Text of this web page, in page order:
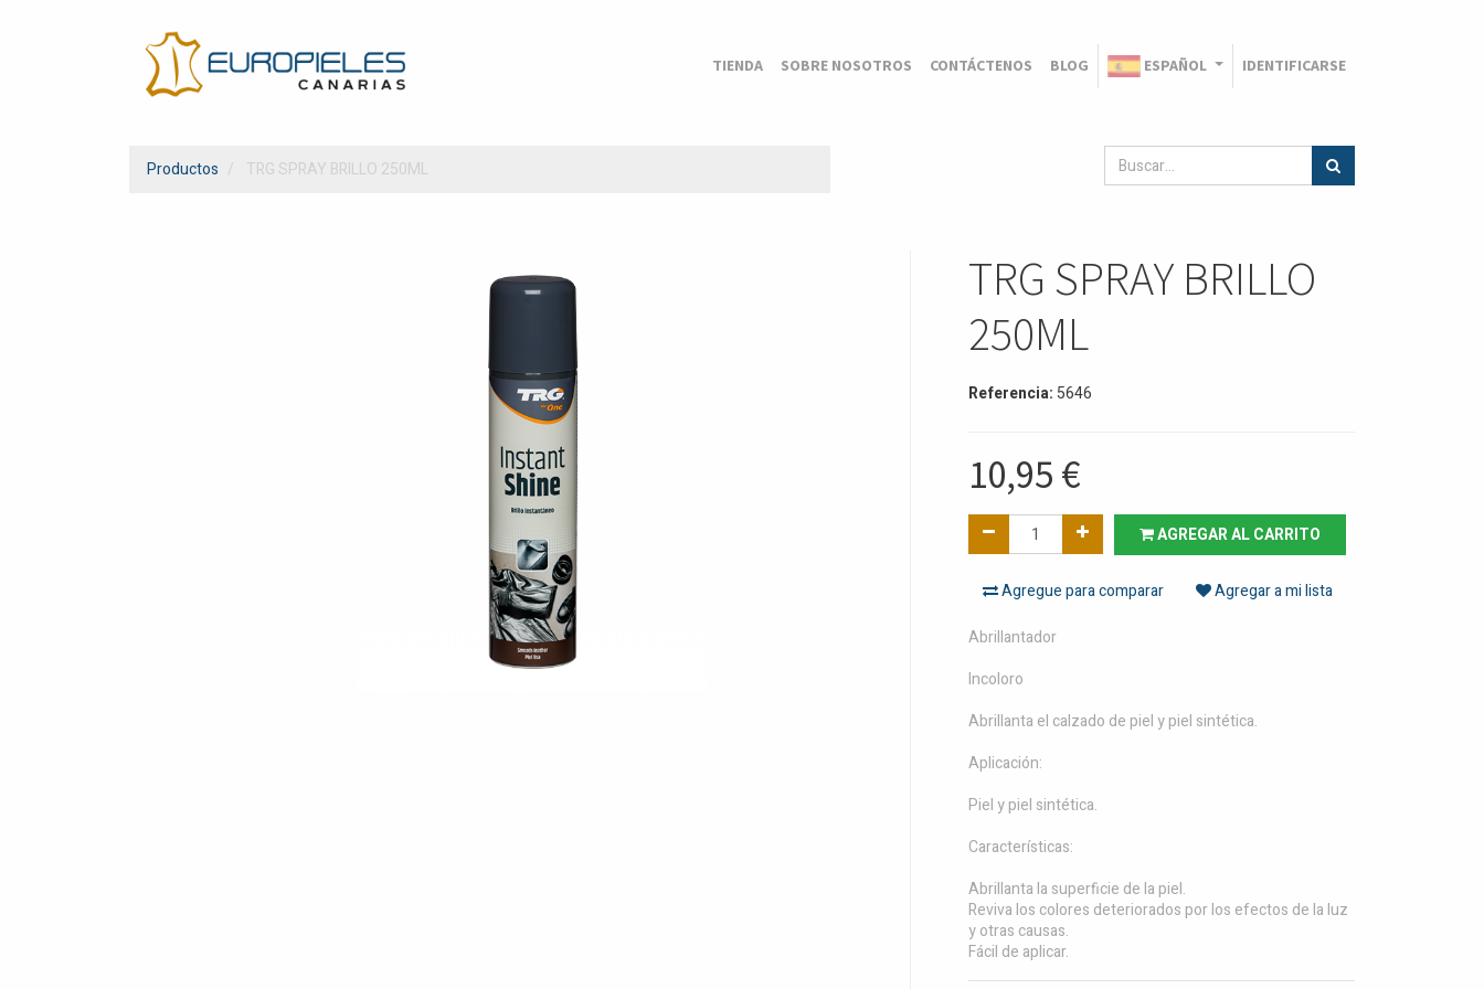
TIENDA SOBRE NOSOTROS CONTÁCTENOS BLOG ESPAÑOL IDENTIFICARSE
Productos TRG SPRAY BRILLO 250ML
TRG SPRAY BRILLO
250ML
Referencia: 5646
10,95 €
AGREGAR AL CARRITO
Agregue para comparar
Agregar a mi lista
Abrillantador
Incoloro
Abrillanta el calzado de piel y piel sintética.
Aplicación:
Piel y piel sintética.
Características:
Abrillanta la superficie de la piel.
Reviva los colores deteriorados por los efectos de la luz
y otras causas.
Fácil de aplicar.